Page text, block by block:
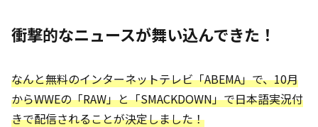
衝撃的なニュースが舞い込んできた！
なんと無料のインターネットテレビ「ABEMA」で、10月
からWWEの「RAW」と「SMACKDOWN」で日本語実況付
きで配信されることが決定しました！